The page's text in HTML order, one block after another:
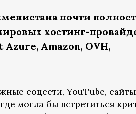
почти
хостинг-
Amazon, OVH,
соцсети, YouTube, сайты
могла бы встретиться